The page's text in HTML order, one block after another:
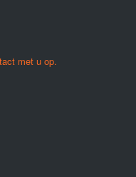
met u op.